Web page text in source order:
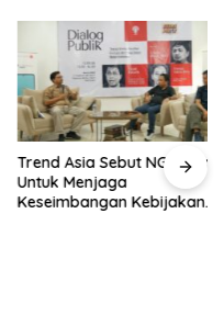
Trend Asia Sebut NGO Hadir
Untuk Menjaga
Keseimbangan Kebijakan